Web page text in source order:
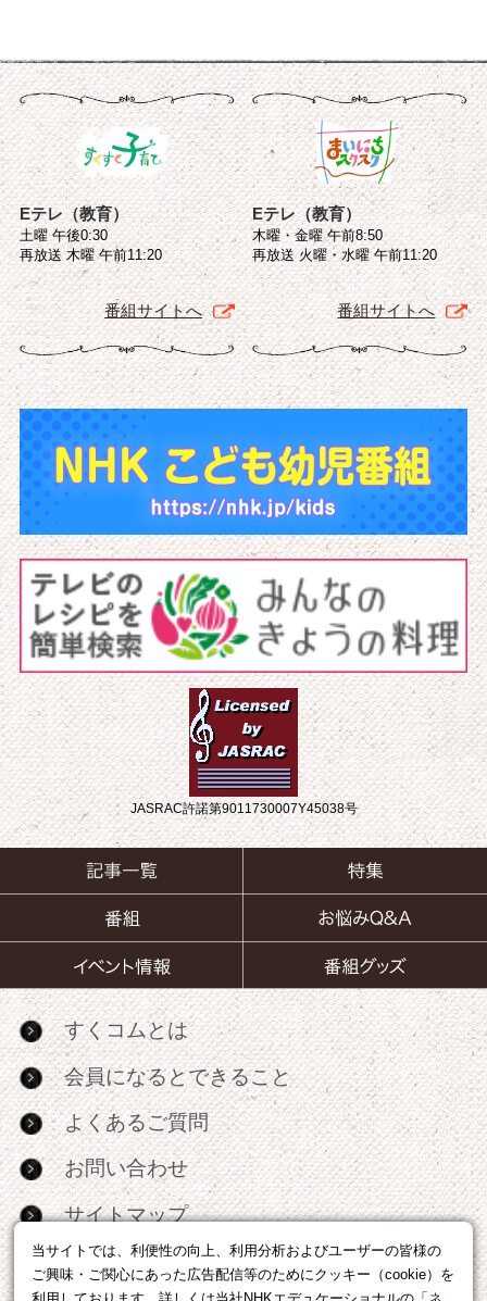
当サイトでは、利便性の向上、利用分析およびユーザーの皆様の
ご興味・ご関心にあった広告配信等のためにクッキー（cookie）を
Eテレ（教育）
土曜 午後0:30
再放送 木曜 午前11:20
番組サイトへ
Eテレ（教育）
木曜・金曜 午前8:50
再放送 火曜・水曜 午前11:20
番組サイトへ
JASRAC許諾第9011730007Y45038号
すくコムとは
会員になるとできること
よくあるご質問
お問い合わせ
サイトマップ
RSS